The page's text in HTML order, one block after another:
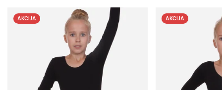
AKCIJA AKCIJA